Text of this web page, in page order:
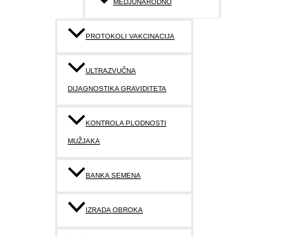
MEDJUNARODNO
PROTOKOLI VAKCINACIJA
ULTRAZVUČNA
DIJAGNOSTIKA GRAVIDITETA
KONTROLA PLODNOSTI
MUŽJAKA
BANKA SEMENA
IZRADA OBROKA